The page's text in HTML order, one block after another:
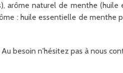
arôme naturel de menthe (huile
: huile essentielle de menthe
besoin n'hésitez pas à nous